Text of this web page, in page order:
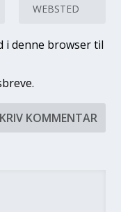
i denne browser til